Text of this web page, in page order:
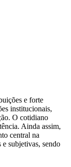
e forte
institucionais,
O cotidiano
Ainda assim,
central na
subjetivas, sendo